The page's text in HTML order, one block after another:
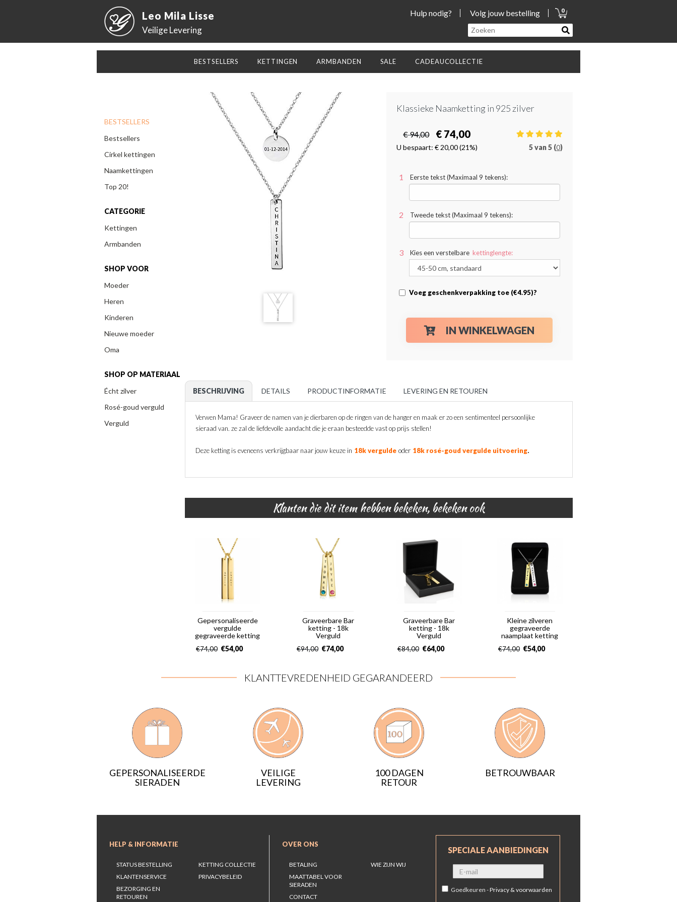
Leo Mila Lisse
Veilige Levering
Hulp nodig? Volg jouw bestelling 0
BESTSELLERS KETTINGEN ARMBANDEN SALE CADEAUCOLLECTIE
BESTSELLERS
Bestsellers
Cirkel kettingen
Naamkettingen
Top 20!
CATEGORIE
Kettingen
Armbanden
SHOP VOOR
Moeder
Heren
Kinderen
Nieuwe moeder
Oma
SHOP OP MATERIAAL
Écht zilver
Rosé-goud verguld
Verguld
Klassieke Naamketting in 925 zilver
€ 94,00 € 74,00
U bespaart: € 20,00(21%) 5van5 (0)
Eerste tekst (Maximaal 9 tekens):
Tweede tekst (Maximaal 9 tekens):
Kies een verstelbare kettinglengte:
Voeg geschenkverpakking toe (€4.95)?
IN WINKELWAGEN
BESCHRIJVING DETAILS PRODUCTINFORMATIE LEVERING EN RETOUREN
Verwen Mama! Graveer de namen van je dierbaren op de ringen van de hanger en maak er zo een sentimenteel persoonlijke
sieraad van. ze zal de liefdevolle aandacht die je eraan besteedde vast op prijs stellen!
Deze ketting is eveneens verkrijgbaar naar jouw keuze in 18k vergulde oder 18k rosé-goud vergulde uitvoering.
Klanten die dit item hebben bekeken, bekeken ook
Gepersonaliseerde
vergulde
gegraveerde ketting
€74,00 €54,00
Graveerbare Bar
ketting - 18k
Verguld
€94,00 €74,00
Graveerbare Bar
ketting - 18k
Verguld
€84,00 €64,00
Kleine zilveren
gegraveerde
naamplaat ketting
€74,00 €54,00
KLANTTEVREDENHEID GEGARANDEERD
100 DAGEN
RETOUR
BETROUWBAAR
GEPERSONALISEERDE
SIERADEN
VEILIGE
LEVERING
HELP & INFORMATIE
STATUS BESTELLING
KLANTENSERVICE
BEZORGING EN
RETOUREN
KETTING COLLECTIE
PRIVACYBELEID
OVER ONS
BETALING
MAATTABEL VOOR
SIERADEN
CONTACT
WIE ZIJN WIJ
SPECIALE AANBIEDINGEN
Goedkeuren -Privacy & voorwaarden